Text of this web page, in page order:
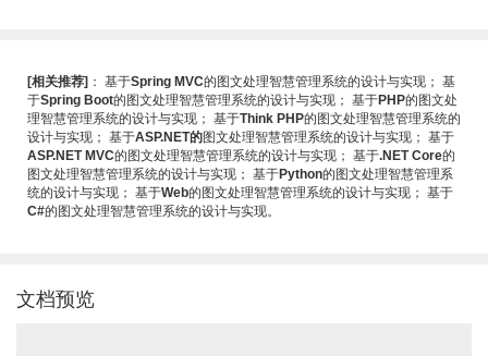
[相关推荐] ： 基于Spring MVC的图文处理智慧管理系统的设计与实现 ； 基
于Spring Boot的图文处理智慧管理系统的设计与实现 ； 基于PHP的图文处
理智慧管理系统的设计与实现 ； 基于Think PHP的图文处理智慧管理系统的
设计与实现 ； 基于ASP.NET的图文处理智慧管理系统的设计与实现 ； 基于
ASP.NET MVC的图文处理智慧管理系统的设计与实现 ； 基于.NET Core的
图文处理智慧管理系统的设计与实现 ； 基于Python的图文处理智慧管理系
统的设计与实现 ； 基于Web的图文处理智慧管理系统的设计与实现 ； 基于
C#的图文处理智慧管理系统的设计与实现。
文档预览